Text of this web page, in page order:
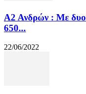
Α2 Ανδρών : Με δυο
650...
22/06/2022